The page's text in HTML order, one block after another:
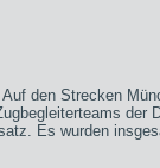
den Strecken
der
Es wurden